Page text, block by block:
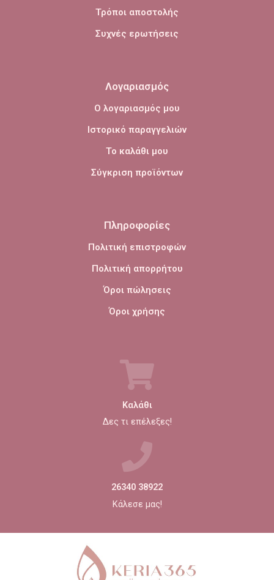
Τρόποι αποστολής
Συχνές ερωτήσεις
Λογαριασμός
Ο λογαριασμός μου
Ιστορικό παραγγελιών
Το καλάθι μου
Σύγκριση προϊόντων
Πληροφορίες
Πολιτική επιστροφών
Πολιτική απορρήτου
Όροι πώλησεις
Όροι χρήσης
Καλάθι
Δες τι επέλεξες!
26340 38922
Κάλεσε μας!